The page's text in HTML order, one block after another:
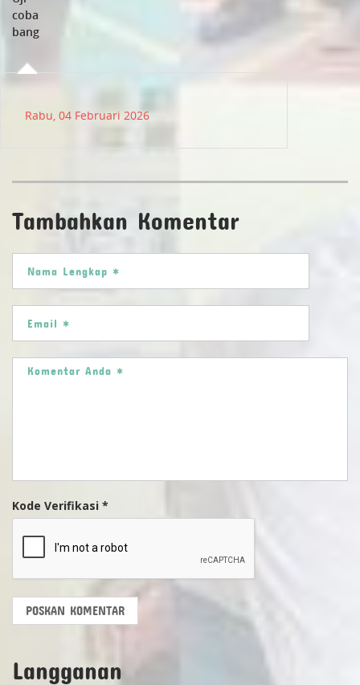
coba
bang
Rabu, 04 Februari 2026
Tambahkan Komentar
Kode Verifikasi *
POSKAN KOMENTAR
Langganan